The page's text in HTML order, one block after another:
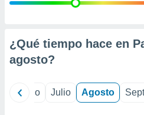
e
mediante
¿Qué tiempo hace en
agosto?
Junio Julio Agosto